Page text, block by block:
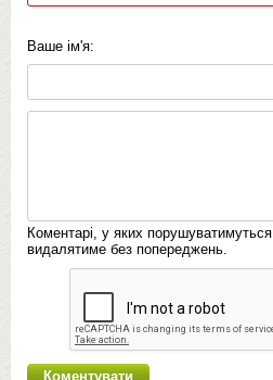
Ваше ім'я:
Коментарі, у яких порушуватимуться
видалятиме без попереджень.